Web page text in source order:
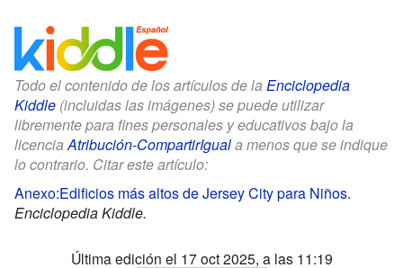
Todo el contenido de los artículos de la Enciclopedia
Kiddle (incluidas las imágenes) se puede utilizar
libremente para fines personales y educativos bajo la
licenciaAtribución-CompartirIguala menos que se indique
lo contrario. Citar este artículo:
Anexo:Edificios más altos de Jersey City para Niños.
Enciclopedia Kiddle.
Última edición el 17 oct 2025, a las 11:19